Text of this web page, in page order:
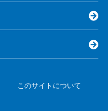
このサイトについて